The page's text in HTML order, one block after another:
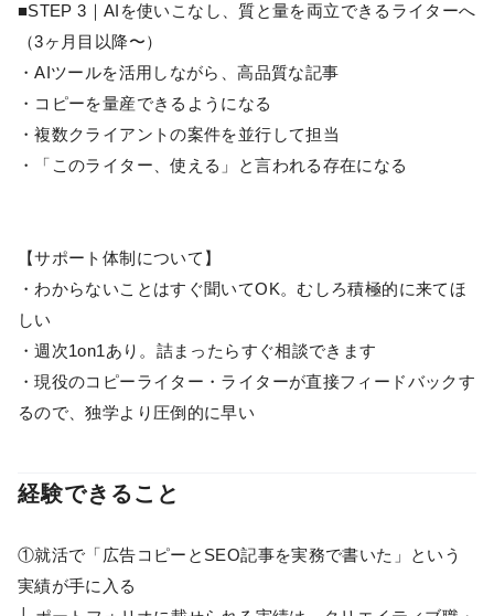
■STEP 3｜AIを使いこなし、質と量を両立できるライターへ
（3ヶ月目以降〜）
・AIツールを活用しながら、高品質な記事
・コピーを量産できるようになる
・複数クライアントの案件を並行して担当
・「このライター、使える」と言われる存在になる
【サポート体制について】
・わからないことはすぐ聞いてOK。むしろ積極的に来てほ
しい
・週次1on1あり。詰まったらすぐ相談できます
・現役のコピーライター・ライターが直接フィードバックす
るので、独学より圧倒的に早い
経験できること
①就活で「広告コピーとSEO記事を実務で書いた」という
実績が手に入る